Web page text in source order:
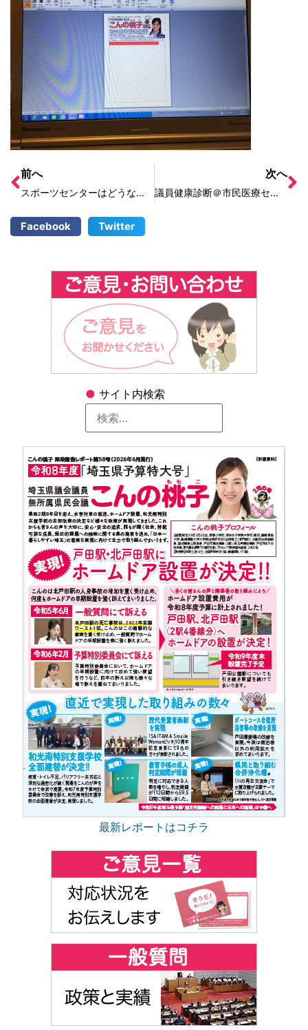
● サイト内検索
最新レポートはコチラ
前へ
スポーツセンターはどうなるの？
次へ
議員健康診断＠市民医療センター
Facebook Twitter